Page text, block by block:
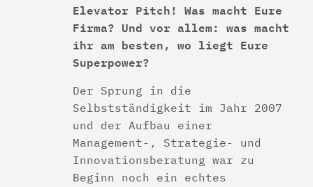
Elevator Pitch! Was macht Eure
Firma? Und vor allem: was macht
ihr am besten, wo liegt Eure
Superpower?
Der Sprung in die
Selbstständigkeit im Jahr 2007
und der Aufbau einer
Management-, Strategie- und
Innovationsberatung war zu
Beginn noch ein echtes